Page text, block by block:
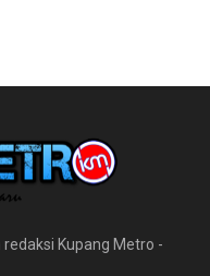
Kupang Metro -